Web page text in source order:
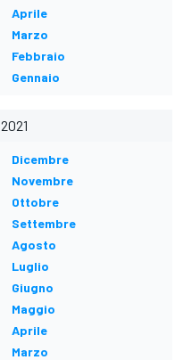
Aprile
Marzo
Febbraio
Gennaio
2021
Dicembre
Novembre
Ottobre
Settembre
Agosto
Luglio
Giugno
Maggio
Aprile
Marzo